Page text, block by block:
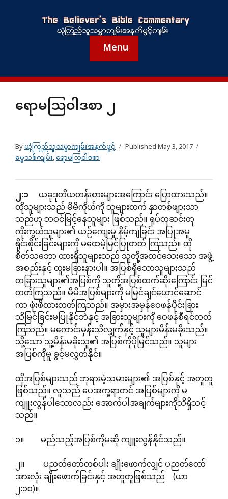
Menu
ရောမသြဝါဒစာ ၂
Byယုံကြည်သူသမ္မာကျမ်းအနက်ဖွင့် PublishedMay 3, 2017
ဓမ္မသစ်ကျမ်း,ရောမသြဝါဒစာ
၂:၁ ယခုဒုတိယတန်းစားများအကြောင်း ပြောထားသည်။
ထိုသူများသည် မိမိကိုယ်ကို သူများထက် နှာတစ်ဖျားသာ
သည်ဟု ဘဝင်မြင့်နေသူများ ဖြစ်သည်။ ရုပ်တုဆင်းတု
ကိုးကွယ်သူများ၏ ယဉ်ကျေးမှု နိမ့်ကျခြင်း အပြုအမူ
ရိုင်းစိုင်းခြင်းများကို မထေမဲ့မြင်ပြုတတ် ကြသည်။ ထို
စိတ်သဘော ထားရှိသူများသည် သူတို့အထင်သေးသော အဖွဲ့
အစည်းနှင့် ထူးမခြားနားပါ။ အပြစ်ရှိသောသူများသည်
တခြားသူများ၏အပြစ်ကို သူတို့အပြစ်ထက်ဆိုးကြောင်း မြင်
တတ်ကြသည်။ မိမိအပြစ်များကို မမြင်ချင်ယောင်ဆောင်
ကာ ဖုံးဖိထားတတ်ကြသည်။ အမှားအမှန်ဝေဖန်ပိုင်းခြား
သိမြင်ခြင်းမပြုနိုင်ဘဲနှင့် အခြားသူများကို ဝေဖန်စီရင်တတ်
ကြသည်။ မကောင်းမှန်းသိလျှက်နှင့် သူများမိန်းမခိုးသည်။
သို့သော သူ့မိန်းမခိုးသူ၏ အပြစ်ကိုပိုမြင်သည်။ သူများ
အပြစ်ကိုမူ ခွင့်မလွှတ်နိုင်။
ထိုအပြစ်များသည် ဘုရားမဲ့သမားများ၏ အပြစ်နှင့် အတူတူ
ဖြစ်သည်။ လူသည် ပေအက္ခရာတင် အပြစ်များကို မ
ကျူးလွန်ပါသောလည်း အောက်ပါအချက်များကိုသိရှိသင့်
သည်။
၁။ မည်သည့်အပြစ်ကိုမဆို ကျူးလွန်နိုင်သည်။
၂။ ပညတ်တော်တစ်ပါး ချိုးဖောက်လျှင် ပညတ်တော်
အားလုံး ချိုးဖောက်ခြင်းနှင့် အတူတူဖြစ်သည် (ယာ
၂:၁၀)။